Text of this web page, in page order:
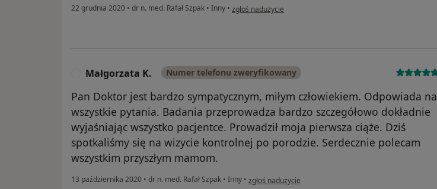
22 grudnia 2020 • dr n. med. Rafał Szpak • Inny • w opinii użytkownika Paulina
zgłoś nadużycie
Małgorzata K. Numer telefonu zweryfikowany
Pan Doktor jest bardzo sympatycznym, miłym człowiekiem. Odpowiada na
wszystkie pytania. Badania przeprowadza bardzo szczegółowo dokładnie
wyjaśniając wszystko pacjentce. Prowadził moja pierwsza ciąże. Dziś
spotkaliśmy się na wizycie kontrolnej po porodzie. Serdecznie polecam
wszystkim przyszłym mamom.
13 października 2020 • dr n. med. Rafał Szpak • Inny • w opinii użytkownika Małgorzata K.
zgłoś nadużycie